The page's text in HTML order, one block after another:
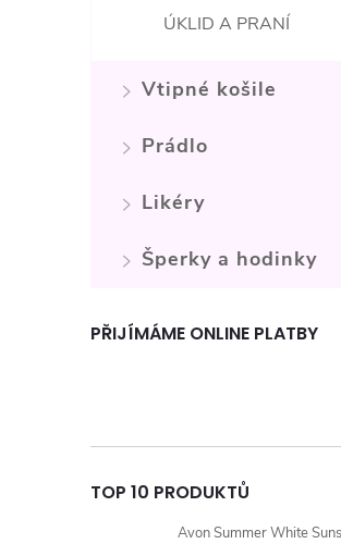
ÚKLID A PRANÍ
Vtipné košile
Prádlo
Likéry
Šperky a hodinky
PŘIJÍMÁME ONLINE PLATBY
TOP 10 PRODUKTŮ
Avon Summer White